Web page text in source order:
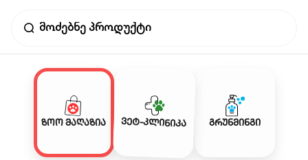
ზოო მაღაზია ვეტ-კლინიკა გრუნმინგი